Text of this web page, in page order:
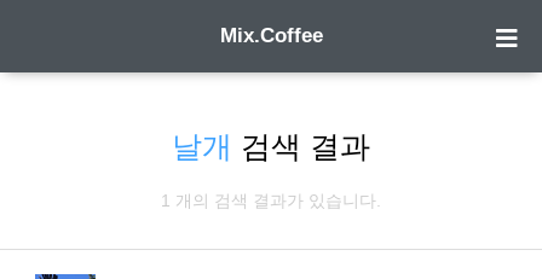
Mix.Coffee
날개 검색 결과
1 개의 검색 결과가 있습니다.